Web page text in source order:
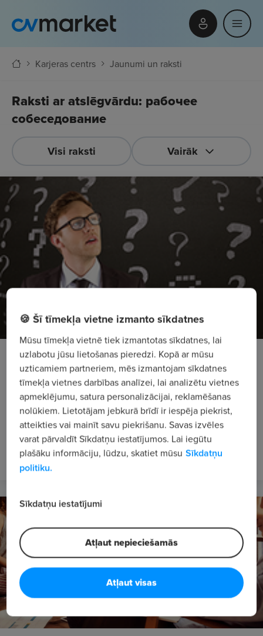
Karjeras centrs Jaunumi un raksti
Raksti ar atslēgvārdu: рабочее
собеседование
Visi raksti Vairāk
Познакомься со своим следующим местом
работы — или 6 вопросов, которые стоит
задать специалисту по отбору персонала
Как правило, на собеседованиях кандидату задаются
различные вопросы, которые позволяют выяснить его
навыки, опыт и личностные качества. Однако не стоит
забывать, что в конце собеседования ты сможешь
задать специалисту по отбору персонала и свои
вопро...
🍪 Šī tīmekļa vietne izmanto sīkdatnes
Mūsu tīmekļa vietnē tiek izmantotas sīkdatnes, lai
uzlabotu jūsu lietošanas pieredzi. Kopā ar mūsu
uzticamiem partneriem, mēs izmantojam sīkdatnes
tīmekļa vietnes darbības analīzei, lai analizētu vietnes
apmeklējumu, satura personalizācijai, reklamēšanas
nolūkiem. Lietotājam jebkurā brīdī ir iespēja piekrist,
atteikties vai mainīt savu piekrišanu. Savas izvēles
varat pārvaldīt Sīkdatņu iestatījumos. Lai iegūtu
plašāku informāciju, lūdzu, skatiet mūsu Sīkdatņu
politiku.
Sīkdatņu iestatījumi
Atļaut nepieciešamās
Atļaut visas